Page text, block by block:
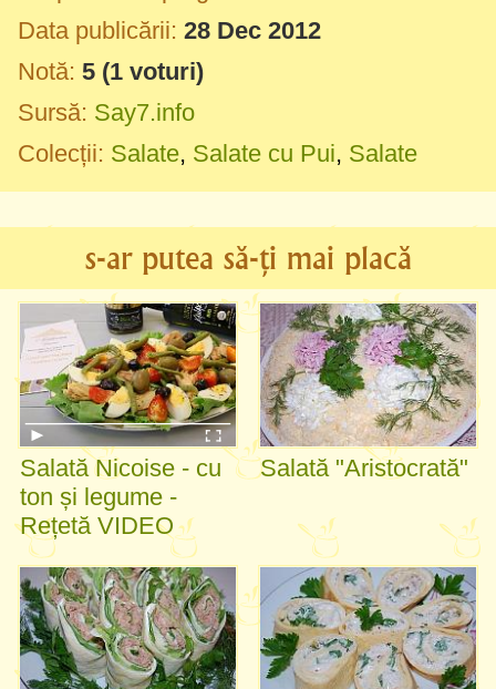
Data publicării: 28 Dec 2012
Notă: 5 (1 voturi)
Sursă: Say7.info
Colecții: Salate, Salate cu Pui, Salate
s-ar putea să-ți mai placă
Salată Nicoise - cu
ton și legume -
Rețetă VIDEO
Salată "Aristocrată"